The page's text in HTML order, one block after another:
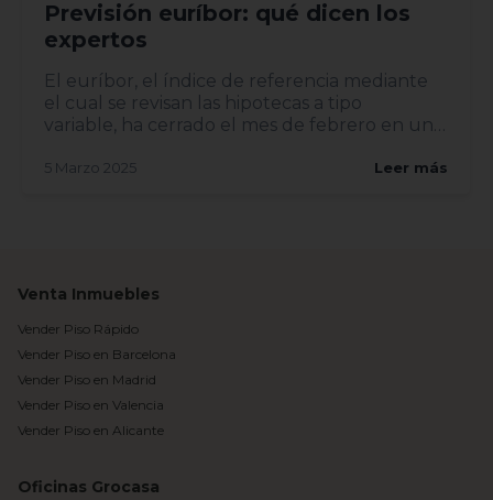
Previsión euríbor: qué dicen los
expertos
El euríbor, el índice de referencia mediante
el cual se revisan las hipotecas a tipo
variable, ha cerrado el mes de febrero en un
5 Marzo 2025 Leer más
Venta Inmuebles
Vender Piso Rápido
Vender Piso en Barcelona
Vender Piso en Madrid
Vender Piso en Valencia
Vender Piso en Alicante
Oficinas Grocasa